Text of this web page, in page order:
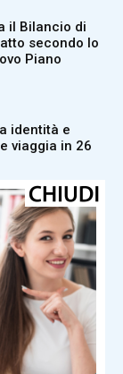
il Bilancio di
secondo lo
Piano
identità e
viaggia in 26
approccio
Urso:
i piccoli